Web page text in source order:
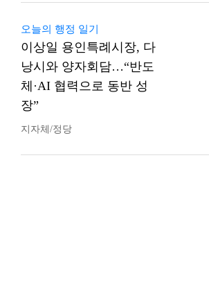
오늘의 행정 일기
이상일 용인특례시장, 다
낭시와 양자회담…“반도
체·AI 협력으로 동반 성
장”
지자체/정당